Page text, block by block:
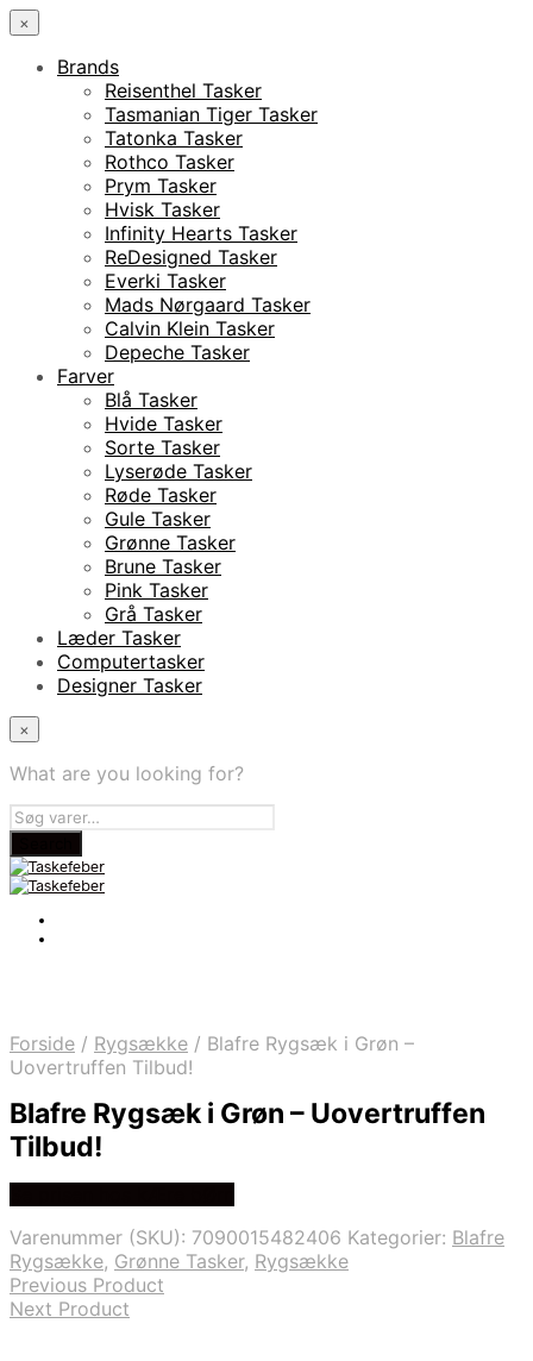
×
Brands
Reisenthel Tasker
Tasmanian Tiger Tasker
Tatonka Tasker
Rothco Tasker
Prym Tasker
Hvisk Tasker
Infinity Hearts Tasker
ReDesigned Tasker
Everki Tasker
Mads Nørgaard Tasker
Calvin Klein Tasker
Depeche Tasker
Farver
Blå Tasker
Hvide Tasker
Sorte Tasker
Lyserøde Tasker
Røde Tasker
Gule Tasker
Grønne Tasker
Brune Tasker
Pink Tasker
Grå Tasker
Læder Tasker
Computertasker
Designer Tasker
×
What are you looking for?
Forside / Rygsække / Blafre Rygsæk i Grøn –
Uovertruffen Tilbud!
Blafre Rygsæk i Grøn – Uovertruffen
Tilbud!
Varenummer (SKU): 7090015482406 Kategorier: Blafre
Rygsække, Grønne Tasker, Rygsække
Previous Product
Next Product